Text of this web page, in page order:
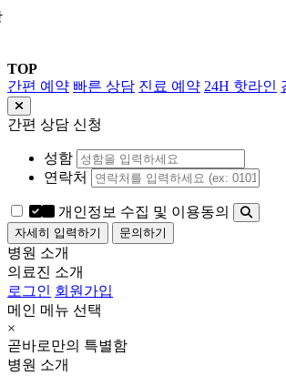
TOP
간편 예약 빠른 상담 진료 예약 24H 핫라인
간편 상담 신청
성함
연락처
개인정보 수집 및 이용동의
자세히 입력하기 문의하기
병원 소개
의료진 소개
로그인 회원가입
메인 메뉴 선택
×
곧바로만의 특별함
병원 소개